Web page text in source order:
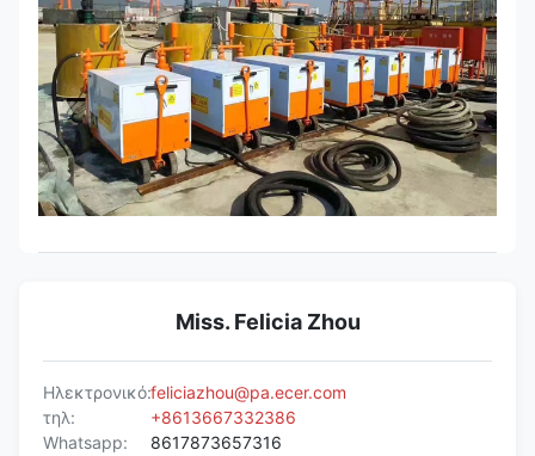
Miss. Felicia Zhou
Ηλεκτρονικό:feliciazhou@pa.ecer.com
τηλ:
+8613667332386
Whatsapp:
8617873657316